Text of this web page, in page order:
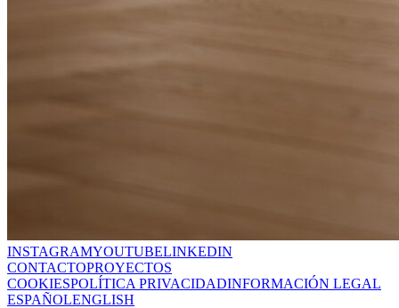
INSTAGRAMYOUTUBELINKEDIN
CONTACTOPROYECTOS
COOKIESPOLÍTICA PRIVACIDADINFORMACIÓN LEGAL
ESPAÑOLENGLISH